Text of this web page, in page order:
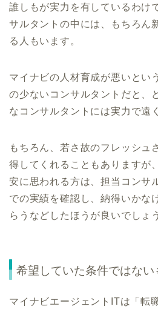
誰しもが実力を有しているわけ
サルタントの中には、もちろん
る人もいます。
マイナビの人材育成が悪いとい
の少ないコンサルタントだと、
なコンサルタントには実力で遠
もちろん、若さ故のフレッシュ
得してくれることもありますが
安に思われる方は、担当コンサ
での実績を確認し、納得いかな
らうなどしたほうが良いでしょ
希望していた条件ではない
マイナビエージェントITは「転